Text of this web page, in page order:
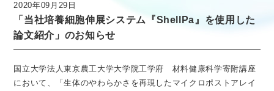
ニュース
採用情報
医療従事者向け情報 GLOBAL
2020年09月29日
「当社培養細胞伸展システム『ShellPa』を使用した
論文紹介」のお知らせ
国立大学法人東京農工大学大学院工学府 材料健康科学寄附講座
において、「生体のやわらかさを再現したマイクロポストアレイ